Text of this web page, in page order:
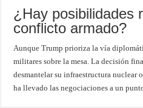
¿Hay posibilidades
conflicto armado?
Aunque Trump prioriza la vía
militares sobre la mesa. La decisión
desmantelar su infraestructura nuclear
ha llevado las negociaciones a un